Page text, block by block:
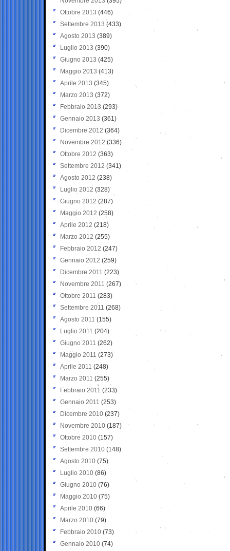
Ottobre 2013 (446)
Settembre 2013 (433)
Agosto 2013 (389)
Luglio 2013 (390)
Giugno 2013 (425)
Maggio 2013 (413)
Aprile 2013 (345)
Marzo 2013 (372)
Febbraio 2013 (293)
Gennaio 2013 (361)
Dicembre 2012 (364)
Novembre 2012 (336)
Ottobre 2012 (363)
Settembre 2012 (341)
Agosto 2012 (238)
Luglio 2012 (328)
Giugno 2012 (287)
Maggio 2012 (258)
Aprile 2012 (218)
Marzo 2012 (255)
Febbraio 2012 (247)
Gennaio 2012 (259)
Dicembre 2011 (223)
Novembre 2011 (267)
Ottobre 2011 (283)
Settembre 2011 (268)
Agosto 2011 (155)
Luglio 2011 (204)
Giugno 2011 (262)
Maggio 2011 (273)
Aprile 2011 (248)
Marzo 2011 (255)
Febbraio 2011 (233)
Gennaio 2011 (253)
Dicembre 2010 (237)
Novembre 2010 (187)
Ottobre 2010 (157)
Settembre 2010 (148)
Agosto 2010 (75)
Luglio 2010 (86)
Giugno 2010 (76)
Maggio 2010 (75)
Aprile 2010 (66)
Marzo 2010 (79)
Febbraio 2010 (73)
Gennaio 2010 (74)